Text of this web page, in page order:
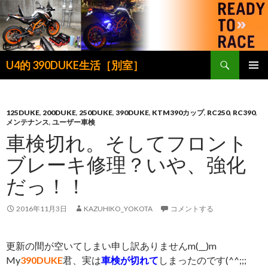
U4的 390DUKE生活［別室］
索
ン
ツ
へ
ス
キ
ッ
プ
125DUKE, 200DUKE, 250DUKE, 390DUKE, KTM390カップ, RC250, RC390,
メンテナンス, ユーザー車検
車検切れ。そしてフロント
ブレーキ修理？いや、強化
だっ！！
2016年11月3日 KAZUHIKO_YOKOTA コメントする
更新の間が空いてしまい申し訳ありませんm(__)m
My390DUKE君、実は車検が切れて しまったのです(^^;;;